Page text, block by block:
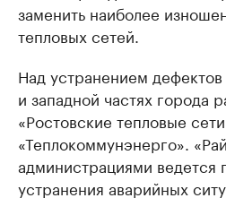
заменить наиболее
тепловых сетей.
Над устранением
и западной частях города
«Ростовские тепловые
«Теплокоммунэнерго».
администрациями ведется
устранения аварийных